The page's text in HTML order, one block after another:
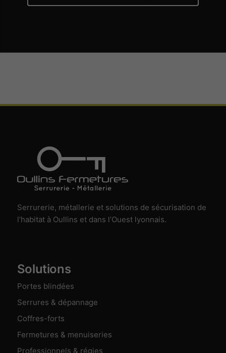
Serrurerie, métallerie et solutions de sécurisation de
l’habitat à Oullins et dans l’Ouest lyonnais.
Solutions
Portes blindées
Serrures & dépannage
Coffres-forts
Fermetures & menuiseries
Professionnels & régies